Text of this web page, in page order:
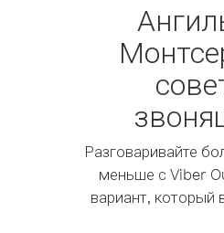
Разговаривайте
меньше с Viber
вариант, который